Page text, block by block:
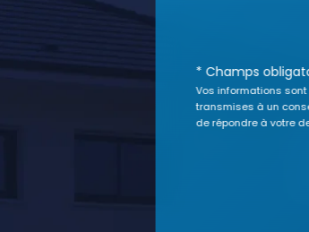
* Champs
Vos informations
transmises à un
de répondre à votre